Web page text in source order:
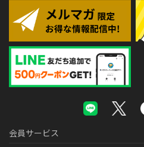
会員サービス